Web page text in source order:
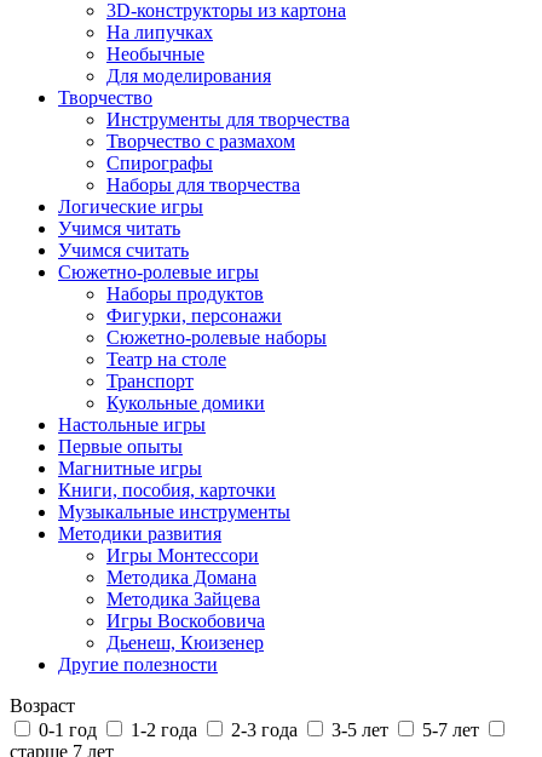
3D-конструкторы из картона
На липучках
Необычные
Для моделирования
Творчество
Инструменты для творчества
Творчество с размахом
Спирографы
Наборы для творчества
Логические игры
Учимся читать
Учимся считать
Сюжетно-ролевые игры
Наборы продуктов
Фигурки, персонажи
Сюжетно-ролевые наборы
Театр на столе
Транспорт
Кукольные домики
Настольные игры
Первые опыты
Магнитные игры
Книги, пособия, карточки
Музыкальные инструменты
Методики развития
Игры Монтессори
Методика Домана
Методика Зайцева
Игры Воскобовича
Дьенеш, Кюизенер
Другие полезности
Возраст
0-1 год
1-2 года 2-3 года 3-5 лет
5-7 лет
старше 7 лет